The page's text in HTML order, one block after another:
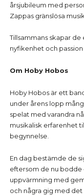
årsjubileum med
Zappas gränslösa
Tillsammans skapar de
nyfikenhet och
Om Hoby Hobos
Hoby Hobos är ett
under årens lopp
spelat med varandra
musikalisk erfarenhet
begynnelse.
En dag bestämde de
eftersom de nu bodde
uppvärmning med
och några gig med